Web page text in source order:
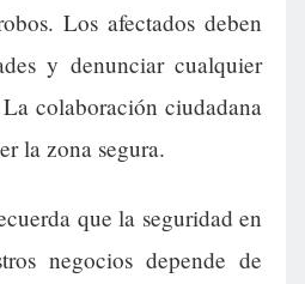
Los afectados deben
y denunciar cualquier
colaboración ciudadana
la zona segura.
que la seguridad en
negocios depende de